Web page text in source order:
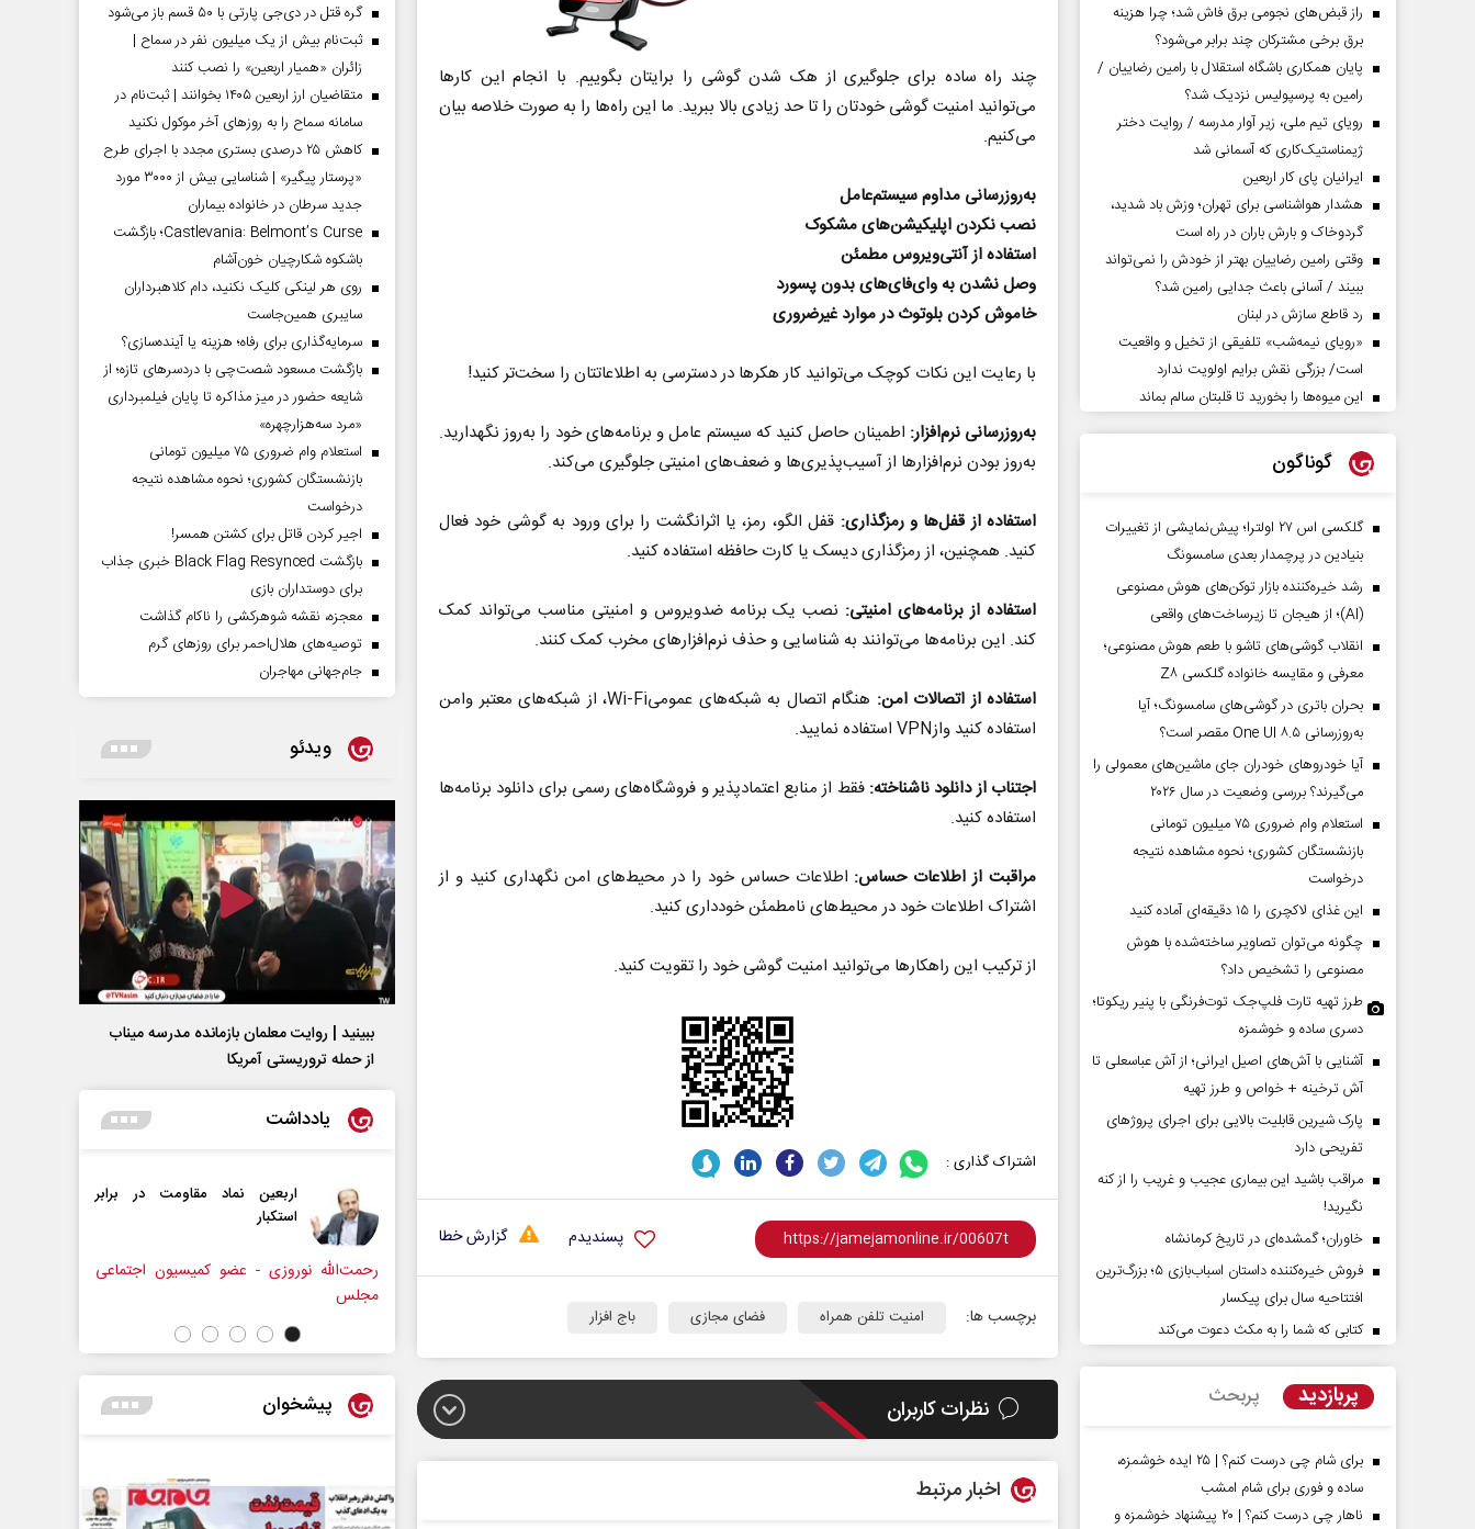
چند راه ساده برای جلوگیری از هک شدن گوشی را برایتان بگوییم. با انجام این کارها
می‌توانید امنیت گوشی خودتان را تا حد زیادی بالا ببرید. ما این راه‌ها را به صورت خلاصه بیان
می‌کنیم.
به‌روزرسانی مداوم سیستم‌عامل
نصب نکردن اپلیکیشن‌های مشکوک
استفاده از آنتی‌ویروس مطمئن
وصل نشدن به وای‌فای‌های بدون پسورد
خاموش کردن بلوتوث در موارد غیرضروری
با رعایت این نکات کوچک می‌توانید کار هکرها در دسترسی به اطلاعاتتان را سخت‌‌تر کنید!
به‌روزرسانی نرم‌افزار: اطمینان حاصل کنید که سیستم عامل و برنامه‌های خود را به‌روز نگهدارید.
به‌روز بودن نرم‌افزارها از آسیب‌پذیری‌ها و ضعف‌های امنیتی جلوگیری می‌کند.
استفاده از قفل‌ها و رمزگذاری: قفل الگو، رمز، یا اثرانگشت را برای ورود به گوشی خود فعال
کنید. همچنین، از رمزگذاری دیسک یا کارت حافظه استفاده کنید.
استفاده از برنامه‌های امنیتی: نصب یک برنامه ضدویروس و امنیتی مناسب می‌تواند کمک
کند. این برنامه‌ها می‌توانند به شناسایی و حذف نرم‌افزارهای مخرب کمک کنند.
استفاده از اتصالات امن:
هنگام اتصال به شبکه‌های عمومیWi-Fi، از شبکه‌های معتبر وامن
استفاده کنید وازVPN استفاده نمایید.
اجتناب از دانلود ناشناخته: فقط از منابع اعتماد‌پذیر و فروشگاه‌های رسمی برای دانلود برنامه‌ها
استفاده کنید.
مراقبت از اطلاعات حساس: اطلاعات حساس خود را در محیط‌های امن نگهداری کنید و از
اشتراک اطلاعات خود در محیط‌های نامطمئن خودداری کنید.
از ترکیب این راهکارها می‌توانید امنیت گوشی خود را تقویت کنید.
اشتراک گذاری :
گزارش خطا پسندیدم
برچسب ها: امنیت تلفن همراه فضای مجازی باج افزار
نظرات کاربران
اخبار مرتبط
راز قبض‌های نجومی برق فاش شد؛ چرا هزینه
برق برخی مشترکان چند برابر می‌شود؟
پایان همکاری باشگاه استقلال با رامین رضاییان /
رامین به پرسپولیس نزدیک شد؟
رویای تیم ملی، زیر آوار مدرسه / روایت دختر
ژیمناستیک‌کاری که آسمانی شد
ایرانیان پای کار اربعین
هشدار هواشناسی برای تهران؛ وزش باد شدید،
گردوخاک و بارش باران در راه است
وقتی رامین رضاییان بهتر از خودش را نمی‌تواند
ببیند / آسانی باعث جدایی رامین شد؟
رد قاطع سازش در لبنان
«رویای نیمه‌شب» تلفیقی از تخیل و واقعیت
است/ بزرگی نقش برایم اولویت ندارد
این میوه‌ها را بخورید تا قلبتان سالم بماند
گوناگون
گلکسی اس ۲۷ اولترا؛ پیش‌نمایشی از تغییرات
بنیادین در پرچمدار بعدی سامسونگ
رشد خیره‌کننده بازار توکن‌های هوش مصنوعی
(AI)؛ از هیجان تا زیرساخت‌های واقعی
انقلاب گوشی‌های تاشو‌ با طعم هوش مصنوعی؛
معرفی و مقایسه خانواده گلکسی Z۸
بحران باتری در گوشی‌های سامسونگ؛ آیا
به‌روزرسانی One UI ۸.۵ مقصر است؟
آیا خودروهای خودران جای ماشین‌های معمولی را
می‌گیرند؟ بررسی وضعیت در سال ۲۰۲۶
استعلام وام ضروری ۷۵ میلیون تومانی
بازنشستگان کشوری؛ نحوه مشاهده نتیجه
درخواست
این غذای لاکچری را ۱۵ دقیقه‌ای آماده کنید
چگونه می‌توان تصاویر ساخته‌شده با هوش
مصنوعی را تشخیص داد؟
طرز تهیه تارت فلپ‌جک توت‌فرنگی با پنیر ریکوتا؛
دسری ساده و خوشمزه
آشنایی با آش‌های اصیل ایرانی؛ از آش عباسعلی تا
آش ترخینه + خواص و طرز تهیه
پارک شیرین قابلیت‌ بالایی برای اجرای پروژهای
تفریحی دارد
مراقب باشید این بیماری عجیب و غریب را از کنه
نگیرید!
خاوران؛ گمشده‌ای در تاریخ کرمانشاه
فروش خیره‌کننده داستان اسباب‌بازی ۵؛ بزرگ‌ترین
افتتاحیه سال برای پیکسار
کتابی که شما را به مکث دعوت می‌کند
پربازدید پربحث
برای شام چی درست کنم؟ | ۲۵ ایده خوشمزه،
ساده و فوری برای شام امشب
ناهار چی درست کنم؟ | ۲۰ پیشنهاد خوشمزه و
گره قتل در دی‌جی پارتی با ۵۰ قسم باز می‌شود
ثبت‌نام بیش از یک میلیون نفر در سماح |
زائران «همیار اربعین» را نصب کنند
متقاضیان ارز اربعین ۱۴۰۵ بخوانند | ثبت‌نام در
سامانه سماح را به روز‌های آخر موکول نکنید
کاهش ۲۵ درصدی بستری مجدد با اجرای طرح
«پرستار پیگیر» | شناسایی بیش از ۳۰۰۰ مورد
جدید سرطان در خانواده بیماران
Castlevania: Belmont’s Curse؛ بازگشت
باشکوه شکارچیان خون‌آشام
روی هر لینکی کلیک نکنید، دام کلاهبرداران
سایبری همین‌جاست
سرمایه‌گذاری برای رفاه؛ هزینه یا آینده‌سازی؟
بازگشت مسعود شصت‌چی با دردسر‌های تازه؛ از
شایعه حضور در میز مذاکره تا پایان فیلمبرداری
«مرد سه‌هزارچهره»
استعلام وام ضروری ۷۵ میلیون تومانی
بازنشستگان کشوری؛ نحوه مشاهده نتیجه
درخواست
اجیر کردن قاتل برای کشتن همسر!
بازگشت Black Flag Resynced خبری جذاب
برای دوستداران بازی
معجزه، نقشه شوهرکشی را ناکام گذاشت
توصیه‌های هلال‌احمر برای روز‌های گرم
جام‌جهانی مهاجران
ویدئو
ببینید | روایت معلمان بازمانده مدرسه میناب
از حمله تروریستی آمریکا
یادداشت
زمان در افق ایران
زارعی - کارشناس ارشد مسائل منطقه
حادثه‌های کوچک سرنوشت‌های
محمدجعفر محمدزاده - نویسنده و پژوهشگر
مدیریت ایرانی بر شناور‌های مضر
در تنگه هرمز
دکتر حسن عابدینی - معاون سیاسی سازمان
اربعین نماد مقاومت در برابر
رحمت‌الله نوروزی - عضو کمیسیون اجتماعی
از باتلاق انرژی تا
رضا سپهوند - سخنگوی کمیسیون
پیشخوان